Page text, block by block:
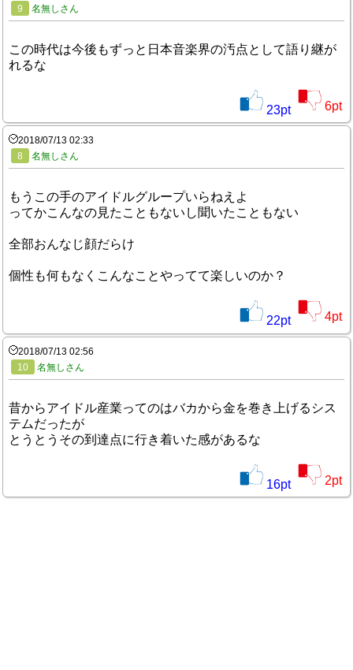
9
名無しさん
この時代は今後もずっと日本音楽界の汚点として語り継が
れるな
23pt 6pt
2018/07/13 02:33
8
名無しさん
もうこの手のアイドルグループいらねえよ
ってかこんなの見たこともないし聞いたこともない
全部おんなじ顔だらけ
個性も何もなくこんなことやってて楽しいのか？
22pt 4pt
2018/07/13 02:56
10
名無しさん
昔からアイドル産業ってのはバカから金を巻き上げるシス
テムだったが
とうとうその到達点に行き着いた感があるな
16pt 2pt